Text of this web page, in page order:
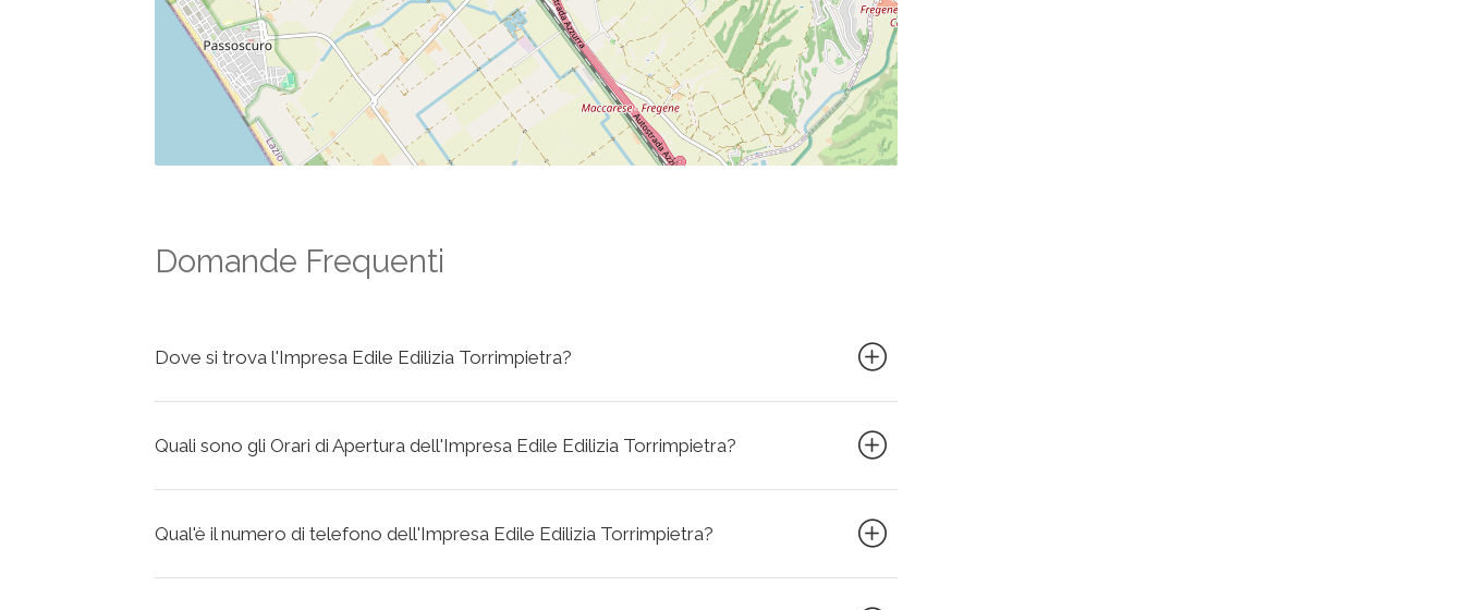
Domande Frequenti
Dove si trova l'Impresa Edile Edilizia Torrimpietra?
Quali sono gli Orari di Apertura dell'Impresa Edile Edilizia Torrimpietra?
Qual'è il numero di telefono dell'Impresa Edile Edilizia Torrimpietra?